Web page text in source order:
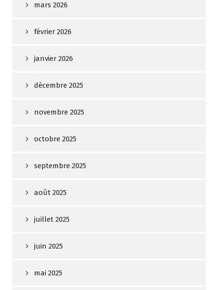
mars 2026
février 2026
janvier 2026
décembre 2025
novembre 2025
octobre 2025
septembre 2025
août 2025
juillet 2025
juin 2025
mai 2025